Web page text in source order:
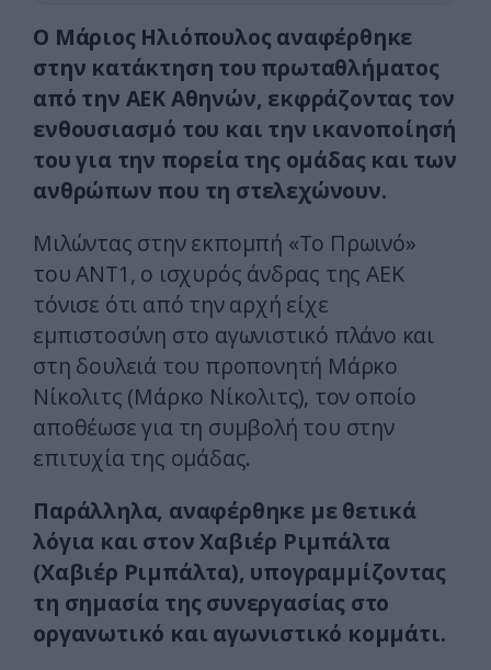
Ο Μάριος Ηλιόπουλος αναφέρθηκε
στην κατάκτηση του πρωταθλήματος
από την ΑΕΚ Αθηνών, εκφράζοντας τον
ενθουσιασμό του και την ικανοποίησή
του για την πορεία της ομάδας και των
ανθρώπων που τη στελεχώνουν.
Μιλώντας στην εκπομπή «Το Πρωινό»
του ANT1, ο ισχυρός άνδρας της ΑΕΚ
τόνισε ότι από την αρχή είχε
εμπιστοσύνη στο αγωνιστικό πλάνο και
στη δουλειά του προπονητή Μάρκο
Νίκολιτς (Μάρκο Νίκολιτς), τον οποίο
αποθέωσε για τη συμβολή του στην
επιτυχία της ομάδας.
Παράλληλα, αναφέρθηκε με θετικά
λόγια και στον Χαβιέρ Ριμπάλτα
(Χαβιέρ Ριμπάλτα), υπογραμμίζοντας
τη σημασία της συνεργασίας στο
οργανωτικό και αγωνιστικό κομμάτι.